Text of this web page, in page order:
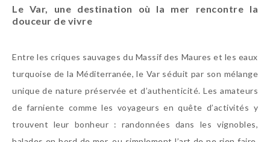
Le Var, une destination où la mer rencontre la
douceur de vivre
Entre les criques sauvages du Massif des Maures et les eaux
turquoise de la Méditerranée, le Var séduit par son mélange
unique de nature préservée et d’authenticité. Les amateurs
de farniente comme les voyageurs en quête d’activités y
trouvent leur bonheur : randonnées dans les vignobles,